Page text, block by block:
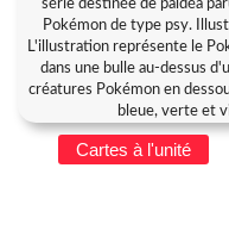
Cartes à l'unité